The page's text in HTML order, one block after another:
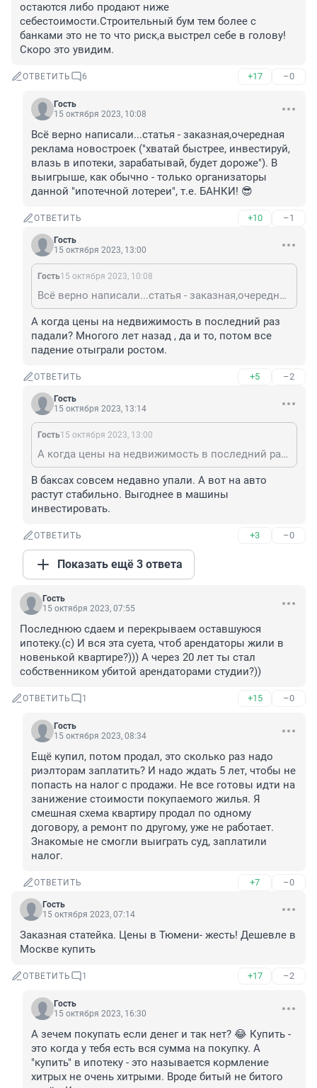
остаются либо продают ниже
себестоимости.Строительный бум тем более с
банками это не то что риск,а выстрел себе в голову!
Скоро это увидим.
ОТВЕТИТЬ 6 +17 –0
Гость
15 октября 2023, 10:08
Всё верно написали...статья - заказная,очередная
реклама новостроек ("хватай быстрее, инвестируй,
влазь в ипотеки, зарабатывай, будет дороже"). В
выигрыше, как обычно - только организаторы
данной "ипотечной лотереи", т.е. БАНКИ! 😎
ОТВЕТИТЬ +10 –1
Гость
15 октября 2023, 13:00
Гость15 октября 2023, 10:08
Всё верно написали...статья - заказная,очередная реклама новостроек ("хватай быстрее, инвестируй, влазь в ипотеки, зарабатывай, будет дороже"). В выигрыше, как обычно - только организаторы данной "ипотечной лотереи", т.е. БАНКИ! 😎
А когда цены на недвижимость в последний раз
падали? Многого лет назад , да и то, потом все
падение отыграли ростом.
ОТВЕТИТЬ +5 –2
Гость
15 октября 2023, 13:14
Гость15 октября 2023, 13:00
А когда цены на недвижимость в последний раз падали? Многого лет назад , да и то, потом все падение отыграли ростом.
В баксах совсем недавно упали. А вот на авто
растут стабильно. Выгоднее в машины
инвестировать.
ОТВЕТИТЬ +3 –0
Показать ещё 3 ответа
Гость
15 октября 2023, 07:55
Последнюю сдаем и перекрываем оставшуюся
ипотеку.(с) И вся эта суета, чтоб арендаторы жили в
новенькой квартире?))) А через 20 лет ты стал
собственником убитой арендаторами студии?))
ОТВЕТИТЬ 1 +15 –0
Гость
15 октября 2023, 08:34
Ещё купил, потом продал, это сколько раз надо
риэлторам заплатить? И надо ждать 5 лет, чтобы не
попасть на налог с продажи. Не все готовы идти на
занижение стоимости покупаемого жилья. Я
смешная схема квартиру продал по одному
договору, а ремонт по другому, уже не работает.
Знакомые не смогли выиграть суд, заплатили
налог.
ОТВЕТИТЬ +7 –0
Гость
15 октября 2023, 07:14
Заказная статейка. Цены в Тюмени- жесть! Дешевле в
Москве купить
ОТВЕТИТЬ 1 +17 –2
Гость
15 октября 2023, 16:30
А зечем покупать если денег и так нет? 😂 Купить -
это когда у тебя есть вся сумма на покупку. А
"купить" в ипотеку - это называется кормление
хитрых не очень хитрыми. Вроде битый не битого